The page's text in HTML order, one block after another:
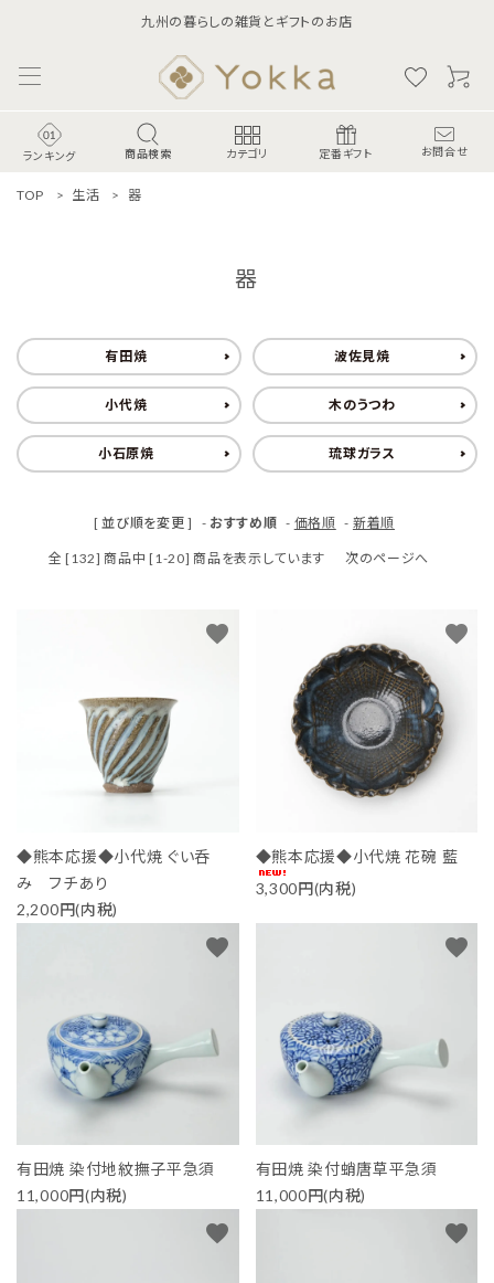
九州の暮らしの雑貨とギフトのお店
ランキング 商品検索 カテゴリ 定番ギフト お問合せ
ランキング
食-Food-
生活-Life-
ベビー＆キッズ-Baby&Kids-
詰め合わせ-Gift set-
価格から探す
TOP 生活 器
器
有田焼 波佐見焼
小代焼 木のうつわ
小石原焼 琉球ガラス
[ 並び順を変更 ] - おすすめ順 - 価格順 - 新着順
全 [132] 商品中 [1-20] 商品を表示しています 次のページへ
◆熊本応援◆小代焼 ぐい呑
み フチあり
2,200円(内税)
favorite
◆熊本応援◆小代焼 花碗 藍
3,300円(内税)
favorite
有田焼 染付地紋撫子平急須
11,000円(内税)
favorite
有田焼 染付蛸唐草平急須
11,000円(内税)
favorite
favorite favorite